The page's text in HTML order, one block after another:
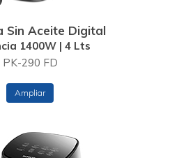
Sin Aceite Digital
1400W | 4 Lts
PK-290 FD
Ampliar